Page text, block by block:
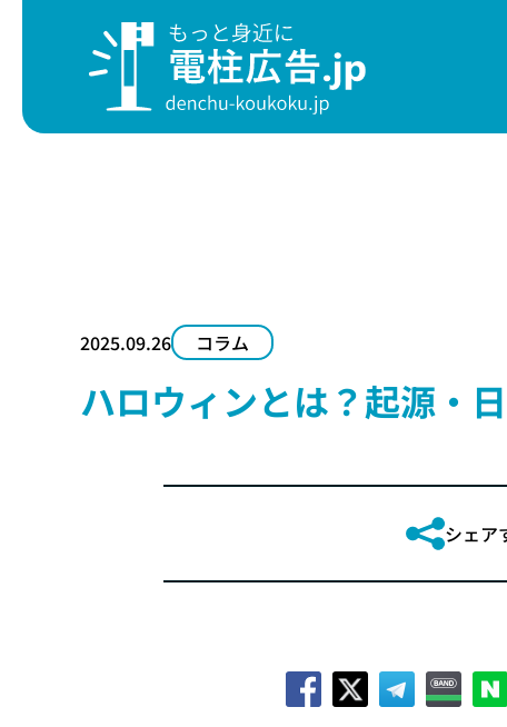
お
地域
2025.09.26 コラム
ハロウィンとは？起源・
シェア